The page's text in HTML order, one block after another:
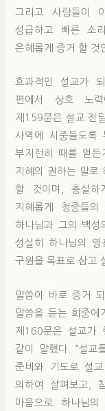
그리고 사람들이
성급하고 빠른 소
은혜롭게 증거 할 것
효과적인 설교가
편에서 상호 노력
제159문은 설교 전
사역에 시중들도록
부지런히 때를 얻든
지혜의 권하는 말로
할 것이며, 충실하
지혜롭게 청중들
하나님과 그의 백성
성실히 하나님의
구원을 목표로 삼고
말씀이 바로 증거
말씀을 듣는 회중에
제160문은 설교가
같이 말했다. “설교
준비와 기도로 설
의하여 살펴보고,
마음으로 하나님